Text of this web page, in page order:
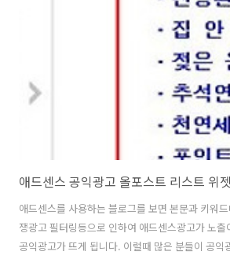
검색 위주로 컴퓨터를 사용하기 때문에 기본적으
다면 되기에 친구 말로는 그냥 사용하기에는 문안
애드센스를 사용하는 블로그를 보면 본문과 키워
쟁광고 필터링등으로 인하여 애드센스광고가 노출
공익광고가 뜨게 됩니다. 이럴때 많은 분들이 공익